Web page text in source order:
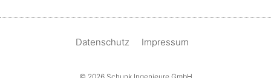
Datenschutz Impressum